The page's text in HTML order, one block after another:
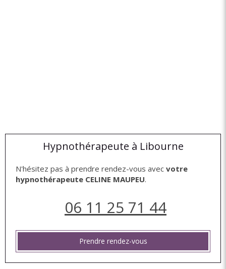
Hypnothérapeute à Libourne
N'hésitez pas à prendre rendez-vous avec votre
hypnothérapeute CELINE MAUPEU.
06 11 25 71 44
Prendre rendez-vous